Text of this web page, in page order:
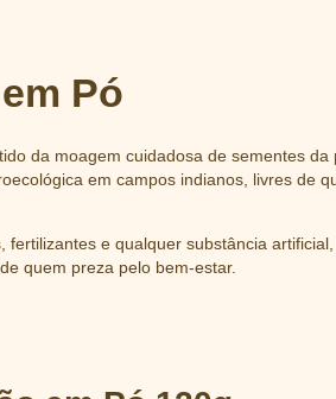
Pó
da moagem cuidadosa de sementes
em campos indianos, livres de
fertilizantes e qualquer substância
quem preza pelo bem-estar.